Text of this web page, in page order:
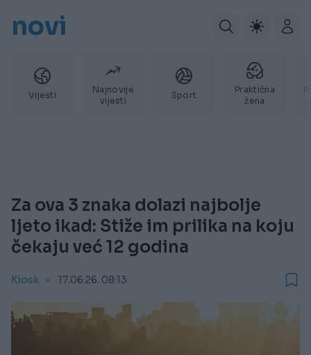
novi
Vijesti
Najnovije
vijesti
Sport
Praktična
žena
Za ova 3 znaka dolazi najbolje
ljeto ikad: Stiže im prilika na koju
čekaju već 12 godina
Kiosk 17.06.26. 08:13